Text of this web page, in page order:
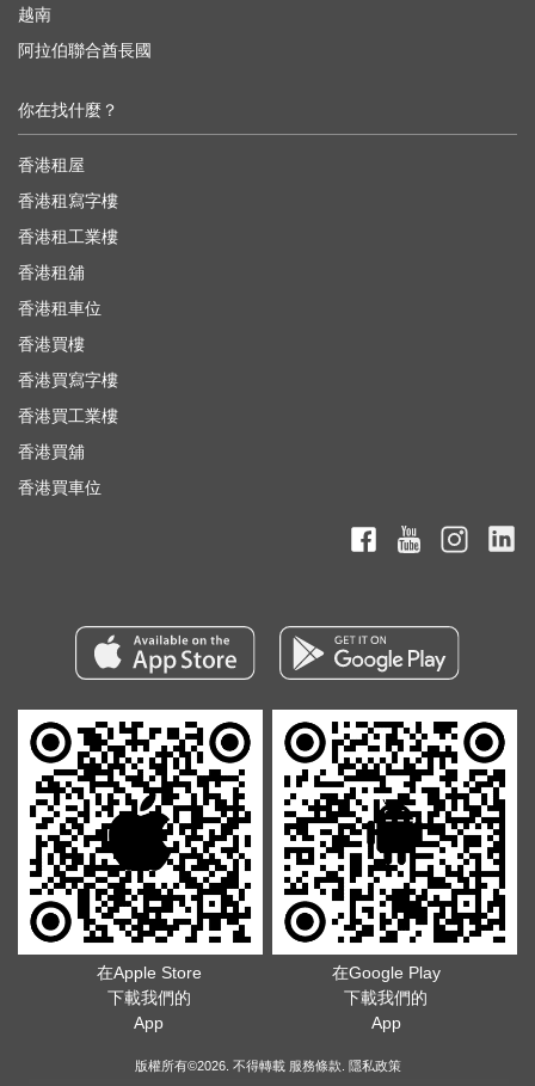
越南
阿拉伯聯合酋長國
你在找什麼？
香港租屋
香港租寫字樓
香港租工業樓
香港租舖
香港租車位
香港買樓
香港買寫字樓
香港買工業樓
香港買舖
香港買車位
在Apple Store
下載我們的
App
在Google Play
下載我們的
App
版權所有©2026. 不得轉載 服務條款 隱私政策